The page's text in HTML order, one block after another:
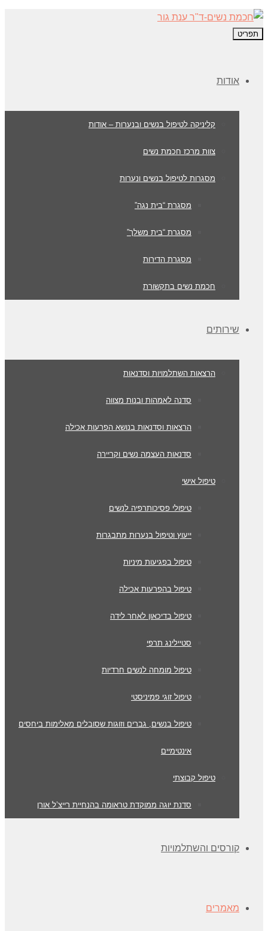
תפריט
אודות
קליניקה לטיפול בנשים ובנערות – אודות
צוות מרכז חכמת נשים
מסגרות לטיפול בנשים ונערות
מסגרת “בית נגה”
מסגרת “בית משלך”
מסגרת הדירות
חכמת נשים בתקשורת
שירותים
הרצאות השתלמויות וסדנאות
סדנה לאמהות ובנות מצווה
הרצאות וסדנאות בנושא הפרעות אכילה
סדנאות העצמה נשים וקריירה
טיפול אישי
טיפולי פסיכותרפיה לנשים
ייעוץ וטיפול בנערות מתבגרות
טיפול בפגיעות מיניות
טיפול בהפרעות אכילה
טיפול בדיכאון לאחר לידה
סטיילינג תרפי
טיפול מומחה לנשים חרדיות
טיפול זוגי פמיניסטי
טיפול בנשים, גברים וזוגות שסובלים מאלימות ביחסים
אינטימיים
טיפול קבוצתי
סדנת יוגה ממוקדת טראומה בהנחיית רייצ’ל אורן
קורסים והשתלמויות
מאמרים